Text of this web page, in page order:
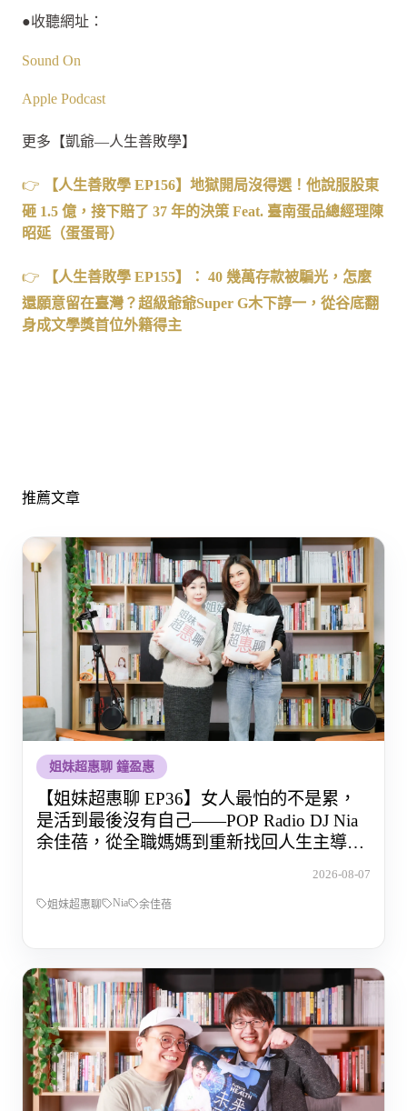
●收聽網址：
Sound On
Apple Podcast
更多【凱爺—人生善敗學】
👉 【人生善敗學 EP156】地獄開局沒得選！他說服股東
砸 1.5 億，接下賠了 37 年的決策 Feat. 臺南蛋品總經理陳
昭延（蛋蛋哥）
👉 【人生善敗學 EP155】： 40 幾萬存款被騙光，怎麼
還願意留在臺灣？超級爺爺Super G木下諄一，從谷底翻
身成文學獎首位外籍得主
推薦文章
姐妹超惠聊 鐘盈惠
【姐妹超惠聊 EP36】女人最怕的不是累，
是活到最後沒有自己——POP Radio DJ Nia
余佳蓓，從全職媽媽到重新找回人生主導權
2026-08-07
姐妹超惠聊 Nia 余佳蓓